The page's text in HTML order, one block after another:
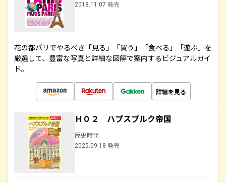
2018.11.07 発売
花の都パリでやるべき「見る」「買う」「食べる」「遊ぶ」を
厳選して、豊富な写真と詳細な図解で案内するビジュアルガイ
ド。
詳細を見る
Ｈ０２ ハプスブルク帝国
歴史時代
2025.09.18 発売